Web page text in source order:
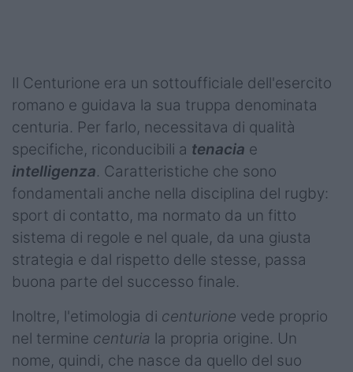
Il Centurione era un sottoufficiale dell'esercito
romano e guidava la sua truppa denominata
centuria. Per farlo, necessitava di qualità
specifiche, riconducibili a tenacia e
intelligenza. Caratteristiche che sono
fondamentali anche nella disciplina del rugby:
sport di contatto, ma normato da un fitto
sistema di regole e nel quale, da una giusta
strategia e dal rispetto delle stesse, passa
buona parte del successo finale.
Inoltre, l'etimologia di centurione vede proprio
nel termine centuria la propria origine. Un
nome, quindi, che nasce da quello del suo